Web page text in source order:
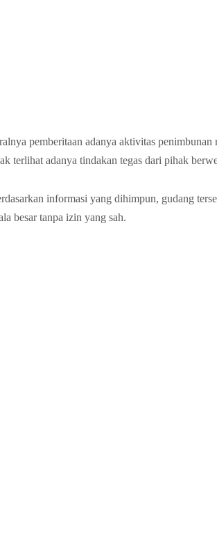
pemberitaan adanya aktivitas
terlihat adanya tindakan tegas dari pihak
informasi yang dihimpun, gudang
besar tanpa izin yang sah.